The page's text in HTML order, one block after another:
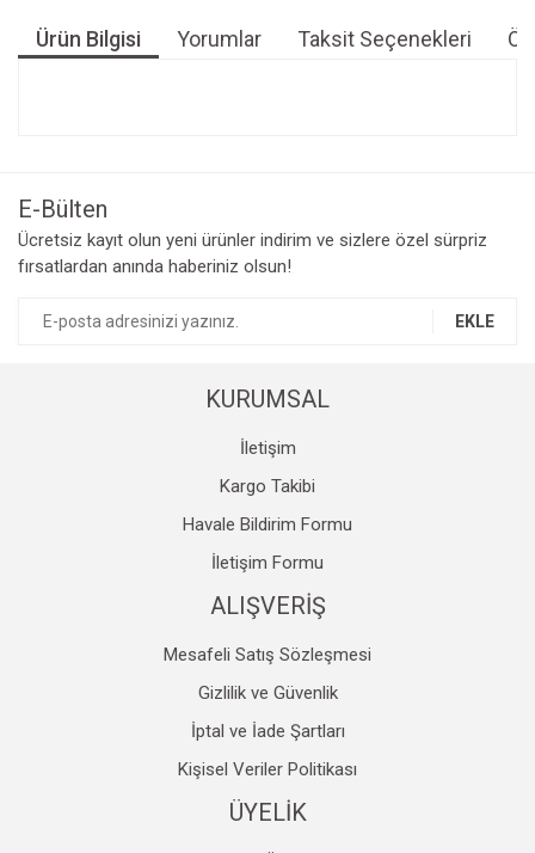
Ürün Bilgisi Yorumlar Taksit Seçenekleri
Ürün resmi kalitesiz, bozuk veya görüntülenemiyor.
Ürün açıklamasında eksik bilgiler bulunuyor.
Gönder
E-Bülten
Ücretsiz kayıt olun yeni ürünler indirim ve sizlere özel sürpriz
fırsatlardan anında haberiniz olsun!
EKLE
KURUMSAL
İletişim
Kargo Takibi
Havale Bildirim Formu
İletişim Formu
ALIŞVERİŞ
Mesafeli Satış Sözleşmesi
Gizlilik ve Güvenlik
İptal ve İade Şartları
Kişisel Veriler Politikası
ÜYELİK